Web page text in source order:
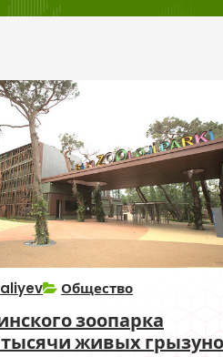
Общество
зоопарка
тысячи живых